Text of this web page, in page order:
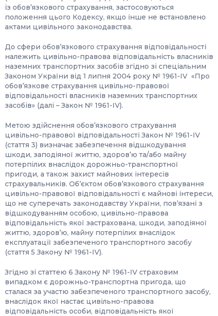
із обов’язкового страхування, застосовуються
положення цього Кодексу, якщо інше не встановлено
актами цивільного законодавства.
До сфери обов’язкового страхування відповідальності
належить цивільно-правова відповідальність власників
наземних транспортних засобів згідно зі спеціальним
Законом України від 1 липня 2004 року № 1961-IV «Про
обов’язкове страхування цивільно-правової
відповідальності власників наземних транспортних
засобів» (далі – Закон № 1961-IV).
Метою здійснення обов’язкового страхування
цивільно-правової відповідальності Закон № 1961-IV
(стаття 3) визначає забезпечення відшкодування
шкоди, заподіяної життю, здоров’ю та/або майну
потерпілих внаслідок дорожньо-транспортної
пригоди, а також захист майнових інтересів
страхувальників. Об’єктом обов’язкового страхування
цивільно-правової відповідальності є майнові інтереси,
що не суперечать законодавству України, пов’язані з
відшкодуванням особою, цивільно-правова
відповідальність якої застрахована, шкоди, заподіяної
життю, здоров’ю, майну потерпілих внаслідок
експлуатації забезпеченого транспортного засобу
(стаття 5 Закону № 1961-IV).
Згідно зі статтею 6 Закону № 1961-IV страховим
випадком є дорожньо-транспортна пригода, що
сталася за участю забезпеченого транспортного засобу,
внаслідок якої настає цивільно-правова
відповідальність особи, відповідальність якої